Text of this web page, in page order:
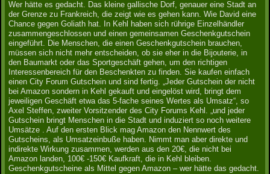
Wer hätte es gedacht. Das kleine gallische Dorf, genauer eine Stadt an
der Grenze zu Frankreich, die zeigt wie es gehen kann. Wie David eine
Chance gegen Goliath hat. In Kehl haben sich rührige Einzelhändler
zusammengeschlossen und einen gemeinsamen Geschenkgutschein
eingeführt. Die Menschen, die einen Geschenkgutschein brauchen,
müssen sich nicht mehr entscheiden, ob sie eher in die Bijouterie, in
den Baumarkt oder das Sportgeschäft gehen, um den richtigen
Interessenbereich für den Beschenkten zu finden. Sie kaufen einfach
einen City Forum Gutschein und sind fertig. „Jeder Gutschein der nicht
bei Amazon sondern in Kehl gekauft und eingelöst wird, bringt dem
jeweiligen Geschäft etwa das 5-fache seines Wertes als Umsatz“, so
Axel Steffen, zweiter Vorsitzender des City Forums Kehl. „und jeder
Gutschein bringt Menschen in die Stadt und induziert so noch weitere
Umsätze . Auf den ersten Blick mag Amazon den Nennwert des
Gutscheins, als Umsatzeinbuße haben. Nimmt man aber direkte und
indirekte Wirkung zusammen, werden aus den 20€, die nicht bei
Amazon landen, 100€ -150€ Kaufkraft, die in Kehl bleiben.
Geschenkgutscheine als Mittel gegen Amazon – wer hätte das gedacht.